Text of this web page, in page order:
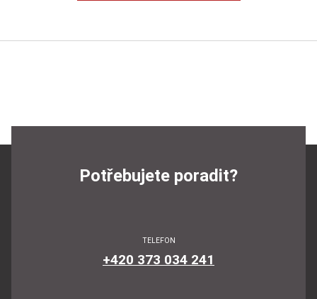
Potřebujete poradit?
TELEFON
+420 373 034 241